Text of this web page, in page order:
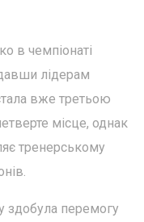
в чемпіонаті
лідерам
вже третьою
місце, однак
тренерському
здобула перемогу